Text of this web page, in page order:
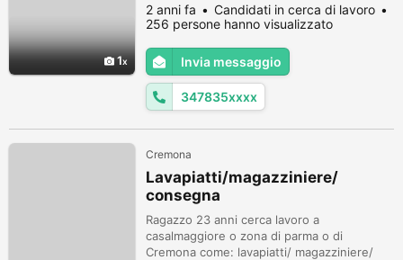
1
d'aiuto. Vengo da Caravaggio, provincia di
Bergamo. Disponibile su la zona di Crema e
dintorni, Caravaggio, Treviglio e dintorni
Disponibile a spostarmi, automunito. Per
qualsiasi informazione non e...
2 anni fa
Candidati in cerca di lavoro
256 persone hanno visualizzato
Invia messaggio
347835xxxx
Cremona
Lavapiatti/magazziniere/
consegna
Ragazzo 23 anni cerca lavoro a
casalmaggiore o zona di parma o di
Cremona come: lavapiatti/ magazziniere/